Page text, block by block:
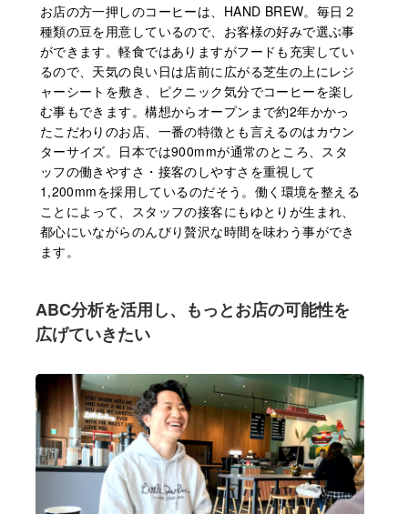
お店の方一押しのコーヒーは、HAND BREW。毎日２
種類の豆を用意しているので、お客様の好みで選ぶ事
ができます。軽食ではありますがフードも充実してい
るので、天気の良い日は店前に広がる芝生の上にレジ
ャーシートを敷き、ピクニック気分でコーヒーを楽し
む事もできます。構想からオープンまで約2年かかっ
たこだわりのお店、一番の特徴とも言えるのはカウン
ターサイズ。日本では900mmが通常のところ、スタ
ッフの働きやすさ・接客のしやすさを重視して
1,200mmを採用しているのだそう。働く環境を整える
ことによって、スタッフの接客にもゆとりが生まれ、
都心にいながらのんびり贅沢な時間を味わう事ができ
ます。
ABC分析を活用し、もっとお店の可能性を
広げていきたい